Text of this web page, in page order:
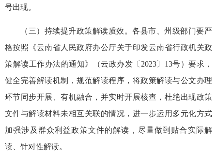
号出现。
（三）持续提升政策解读质效。各县市、州级部门要严
格按照《云南省人民政府办公厅关于印发云南省行政机关政
策解读工作办法的通知》（云政办发〔2023〕13号）要求，
健全完善解读机制，规范解读程序，将政策解读与公文办理
环节同步开展、有机融合，并实时开展核查，杜绝出现政策
文件与解读材料未相互关联的情况，进一步运用多元化方式
加强涉及群众利益政策文件的解读，尽量做到贴合实际解
读、针对性解读。